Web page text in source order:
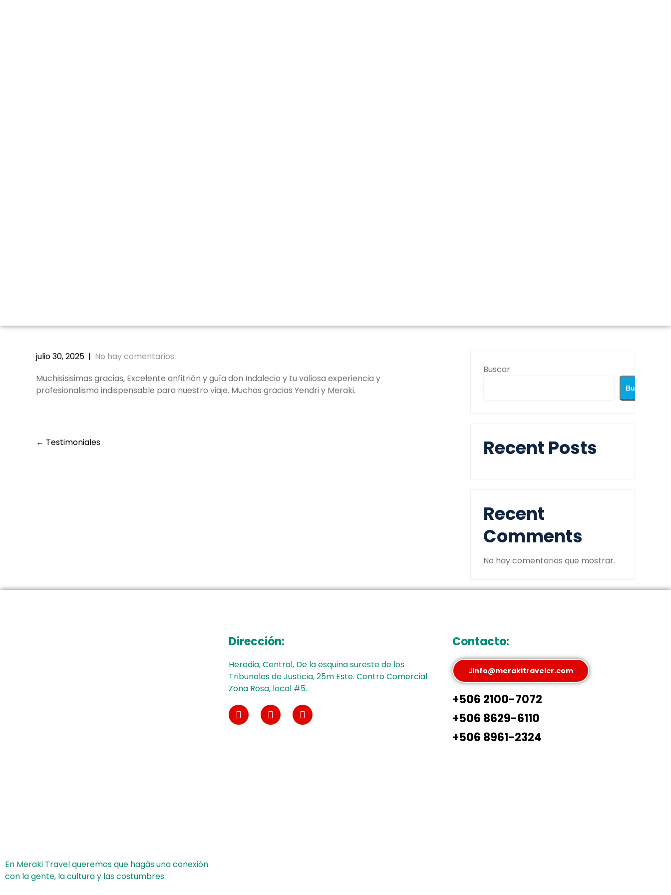
julio 30, 2025 | No hay comentarios
Muchisisisimas gracias, Excelente anfitrión y guía don Indalecio y tu valiosa experiencia y
profesionalismo indispensable para nuestro viaje. Muchas gracias Yendri y Meraki.
← Testimoniales
Buscar
Buscar
Recent Posts
Recent
Comments
No hay comentarios que mostrar.
En Meraki Travel queremos que hagás una conexión
con la gente, la cultura y las costumbres.
Dirección:
Heredia, Central, De la esquina sureste de los
Tribunales de Justicia, 25m Este. Centro Comercial
Zona Rosa, local #5.
Contacto:
info@merakitravelcr.com
+506 2100-7072
+506 8629-6110
+506 8961-2324